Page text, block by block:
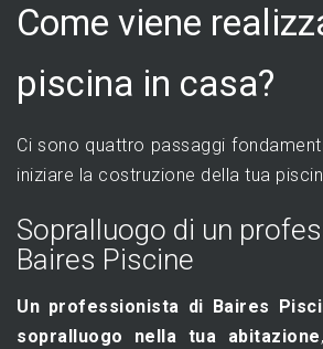
Come viene
piscina in casa?
Ci sono quattro passaggi
iniziare la costruzione della tua
Sopralluogo di un
Baires Piscine
Un professionista di Baires
sopralluogo nella tua abitazione